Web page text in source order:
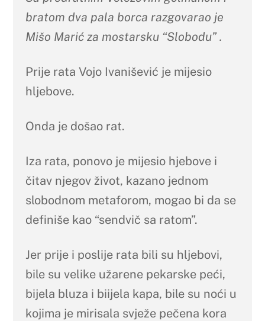
bratom dva pala borca razgovarao je
Mišo Marić za mostarsku “Slobodu” .
Prije rata Vojo Ivanišević je mijesio
hljebove.
Onda je došao rat.
Iza rata, ponovo je mijesio hjebove i
čitav njegov život, kazano jednom
slobodnom metaforom, mogao bi da se
definiše kao “sendvič sa ratom”.
Jer prije i poslije rata bili su hljebovi,
bile su velike užarene pekarske peći,
bijela bluza i biijela kapa, bile su noći u
kojima je mirisala svježe pečena kora